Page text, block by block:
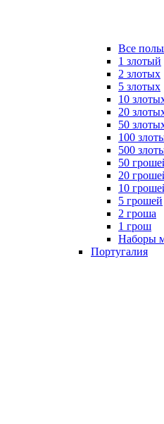
Все
1 злотый
2 злотых
5 злотых
10
20
50
100
500
50
20
10
5 грошей
2 гроша
1 грош
Наборы
Португалия